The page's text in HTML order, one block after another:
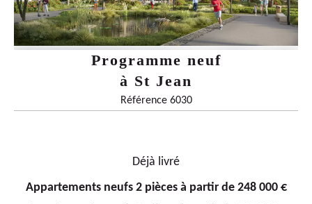
Programme neuf
à St Jean
Référence 6030
Déjà livré
Appartements neufs 2 pièces à partir de 248 000 €